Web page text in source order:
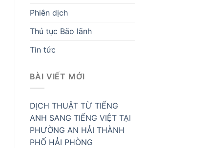
Phiên dịch
Thủ tục Bão lãnh
Tin tức
BÀI VIẾT MỚI
DỊCH THUẬT TỪ TIẾNG
ANH SANG TIẾNG VIỆT TẠI
PHƯỜNG AN HẢI THÀNH
PHỐ HẢI PHÒNG